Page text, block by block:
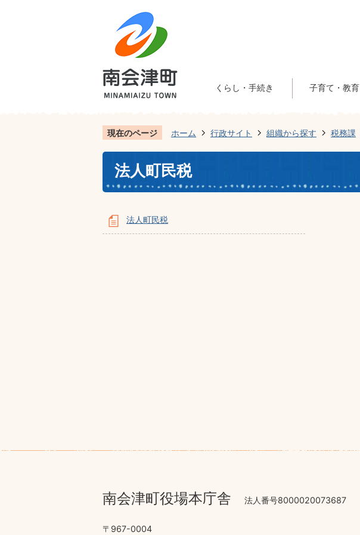
くらし・手続き 子育て・教育
現在のページ ホーム 行政サイト 組織から探す 税務課
法人町民税
法人町民税
南会津町役場本庁舎 法人番号8000020073687
〒967-0004